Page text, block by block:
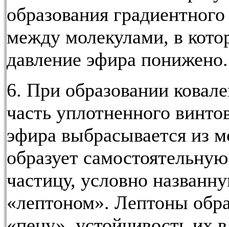
образования
между молекулами, в
давление эфира понижено.
6. При образовании
часть уплотненного
эфира выбрасывается из
образует
частицу, условно
«лептоном». Лептоны